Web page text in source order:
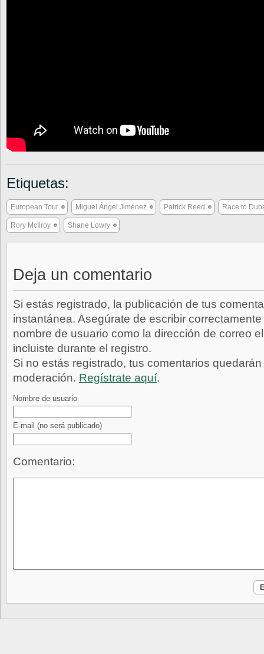
Etiquetas:
European Tour Miguel Ángel Jiménez Patrick Reed Race to
Rory McIlroy Shane Lowry
Deja un comentario
Si estás registrado, la publicación de tus
instantánea. Asegúrate de escribir
nombre de usuario como la dirección de correo
incluiste durante el registro.
Si no estás registrado, tus comentarios
moderación. Regístrate aquí.
Nombre de usuario
E-mail (no será publicado)
Comentario: